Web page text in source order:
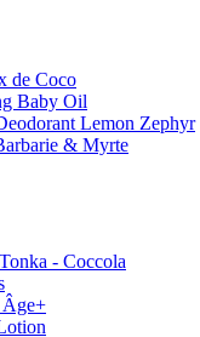
de Coco
Baby Oil
Lemon Zephyr
& Myrte
- Coccola
Âge+